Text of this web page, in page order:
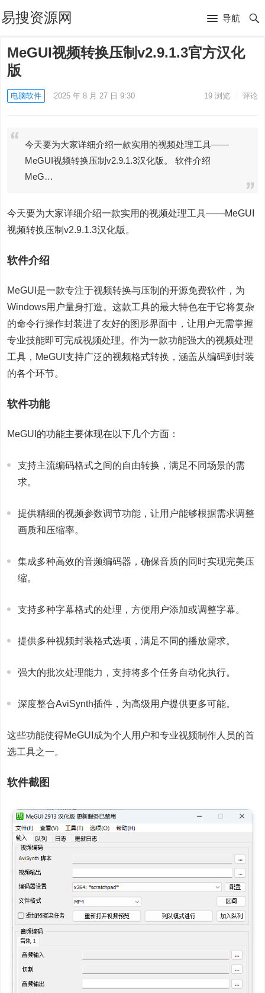
易搜资源网 导航
MeGUI视频转换压制v2.9.1.3官方汉化
版
电脑软件 2025 年 8 月 27 日 9:30 19浏览 评论
今天要为大家详细介绍一款实用的视频处理工具——
MeGUI视频转换压制v2.9.1.3汉化版。 软件介绍
MeG…
今天要为大家详细介绍一款实用的视频处理工具——MeGUI
视频转换压制v2.9.1.3汉化版。
软件介绍
MeGUI是一款专注于视频转换与压制的开源免费软件，为
Windows用户量身打造。这款工具的最大特色在于它将复杂
的命令行操作封装进了友好的图形界面中，让用户无需掌握
专业技能即可完成视频处理。作为一款功能强大的视频处理
工具，MeGUI支持广泛的视频格式转换，涵盖从编码到封装
的各个环节。
软件功能
MeGUI的功能主要体现在以下几个方面：
支持主流编码格式之间的自由转换，满足不同场景的需
求。
提供精细的视频参数调节功能，让用户能够根据需求调整
画质和压缩率。
集成多种高效的音频编码器，确保音质的同时实现完美压
缩。
支持多种字幕格式的处理，方便用户添加或调整字幕。
提供多种视频封装格式选项，满足不同的播放需求。
强大的批次处理能力，支持将多个任务自动化执行。
深度整合AviSynth插件，为高级用户提供更多可能。
这些功能使得MeGUI成为个人用户和专业视频制作人员的首
选工具之一。
软件截图